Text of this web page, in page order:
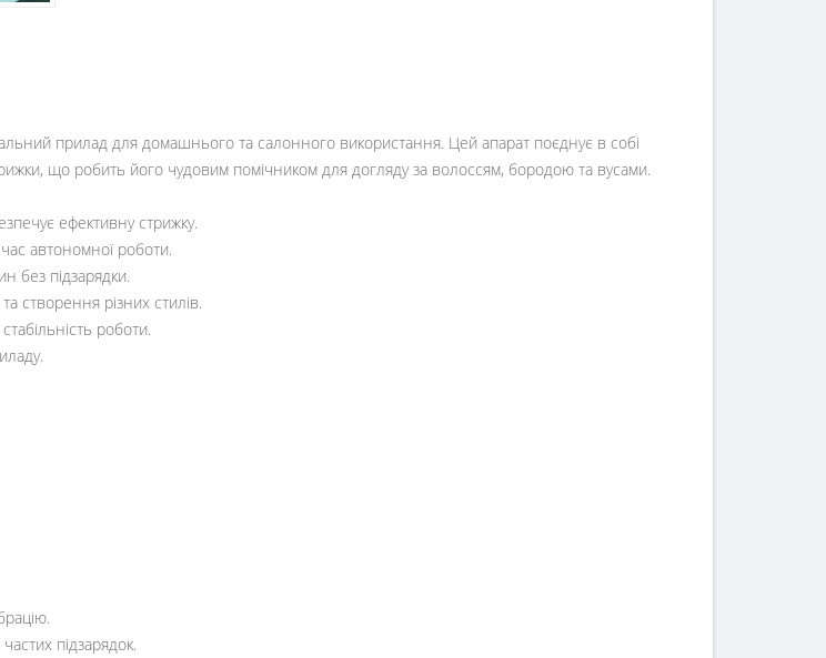
прилад для домашнього та салонного використання. Цей апарат поєднує в собі
що робить його чудовим помічником для догляду за волоссям, бородою та вусами.
ефективну стрижку.
автономної роботи.
без підзарядки.
створення різних стилів.
роботи.
підзарядок.